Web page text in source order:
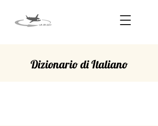
Dizionario di Italiano